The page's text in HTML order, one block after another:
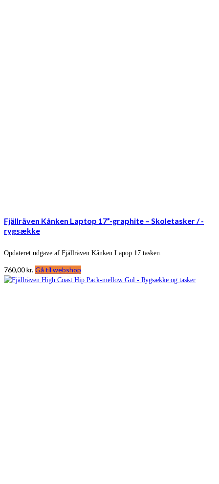
Fjällräven Kånken Laptop 17”-graphite – Skoletasker / -
rygsække
Opdateret udgave af Fjällräven Kånken Lapop 17 tasken.
760,00kr. Gå til webshop